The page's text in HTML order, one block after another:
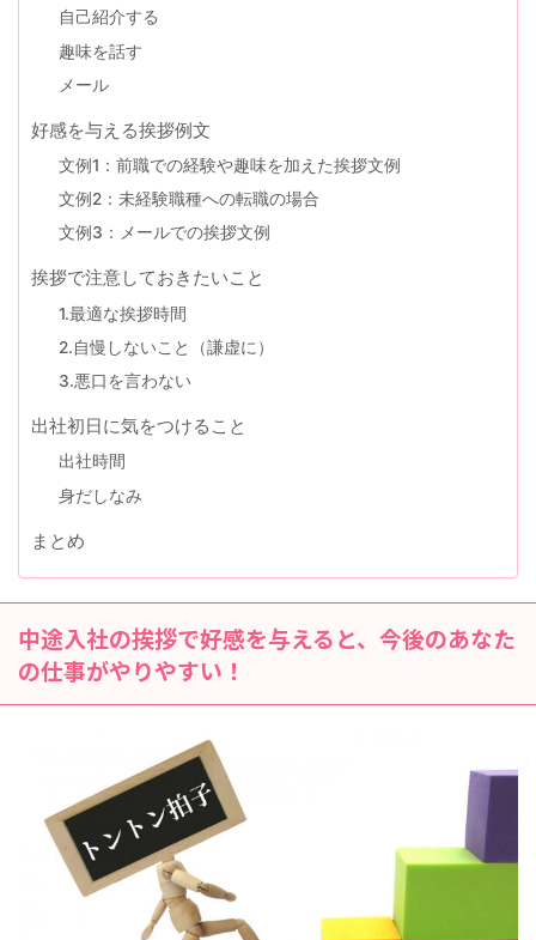
自己紹介する
趣味を話す
メール
好感を与える挨拶例文
文例1：前職での経験や趣味を加えた挨拶文例
文例2：未経験職種への転職の場合
文例3：メールでの挨拶文例
挨拶で注意しておきたいこと
1.最適な挨拶時間
2.自慢しないこと（謙虚に）
3.悪口を言わない
出社初日に気をつけること
出社時間
身だしなみ
まとめ
中途入社の挨拶で好感を与えると、今後のあなた
の仕事がやりやすい！